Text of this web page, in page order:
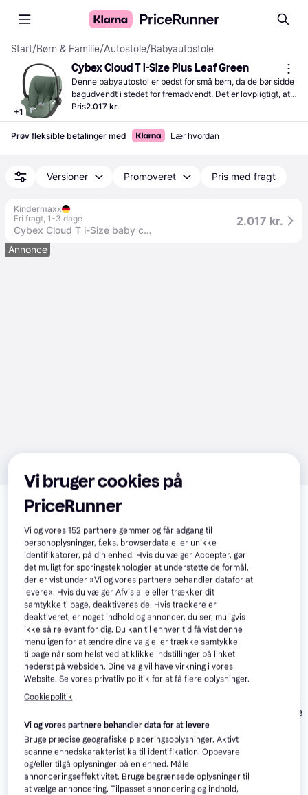
Start/Børn & Familie/Autostole/Babyautostole
+1
Cybex Cloud T i-Size Plus Leaf Green
Denne babyautostol er bedst for små børn, da de bør sidde
bagudvendt i stedet for fremadvendt. Det er lovpligtigt, at
alle børn, der er lavere end 135 centimeter skal bruge
autostol
Pris2.017 kr.
Prøv fleksible betalinger med Lær hvordan
Versioner Promoveret Pris med fragt
Kindermaxx
Fri fragt, 1-3 dage
Cybex Cloud T i-Size baby car seat - Cozy Beige Plus
2.017 kr.
Annonce
Relaterede produkter
interesser. Vis alle
Cybex Cloud G i-Size
Black
1.950 kr.
Dynamic Red inkl.
base
1.736 kr.
Cybex Cloud
Plus Moon
Læs om produktet
Vi bruger cookies på
PriceRunner
Vi og vores152 partnere gemmer og får adgang til
personoplysninger, f.eks. browserdata eller unikke
identifikatorer, på din enhed. Hvis du vælger Accepter, gør
det muligt for sporingsteknologier at understøtte de formål,
der er vist under »Vi og vores partnere behandler datafor at
levere«. Hvis du vælger Afvis alle eller trækker dit
samtykke tilbage, deaktiveres de. Hvis trackere er
deaktiveret, er noget indhold og annoncer, du ser, muligvis
ikke så relevant for dig. Du kan til enhver tid få vist denne
menu igen for at ændre dine valg eller trække samtykke
tilbage når som helst ved at klikke Indstillinger på linket
nederst på websiden. Dine valg vil have virkning i vores
Website. Se vores privatliv politik for at få flere oplysninger.
Cookiepolitik
Vi og vores partnere behandler data for at levere
Bruge præcise geografiske placeringsoplysninger. Aktivt
scanne enhedskarakteristika til identifikation. Opbevare
og/eller tilgå oplysninger på en enhed. Måle
annonceringseffektivitet. Bruge begrænsede oplysninger til
at vælge annoncering. Tilpasset annoncering og indhold,